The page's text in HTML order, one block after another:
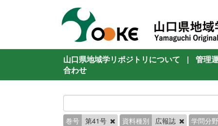
山口県地域学リポジトリについて |
管理
合わせ
巻号 第41号 資料種別 広報誌
学問分野